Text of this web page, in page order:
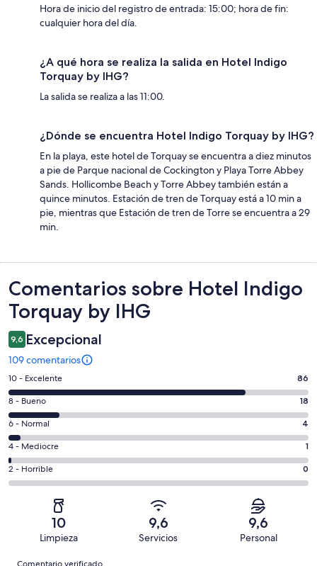
Hora de inicio del registro de entrada: 15:00; hora de fin:
cualquier hora del día.
¿A qué hora se realiza la salida en Hotel Indigo
Torquay by IHG?
La salida se realiza a las 11:00.
¿Dónde se encuentra Hotel Indigo Torquay by IHG?
En la playa, este hotel de Torquay se encuentra a diez minutos
a pie de Parque nacional de Cockington y Playa Torre Abbey
Sands. Hollicombe Beach y Torre Abbey también están a
quince minutos. Estación de tren de Torquay está a 10 min a
pie, mientras que Estación de tren de Torre se encuentra a 29
min.
Comentarios
Comentarios sobre Hotel Indigo
Torquay by IHG
9,6 Excepcional
109 comentarios
86
comentarios
de
un
total
de
109
con
puntuación
10 - Excelente 86
18
comentarios
de
un
total
de
puntuación
8 - Bueno 18
4
comentarios
de
un
total
puntuación
6 - Normal 4
1
comentarios
de
4 - Mediocre 1
0
comentarios
109
2 - Horrible 0
10
Limpieza
9,6
Servicios
9,6
Personal
Comentarios